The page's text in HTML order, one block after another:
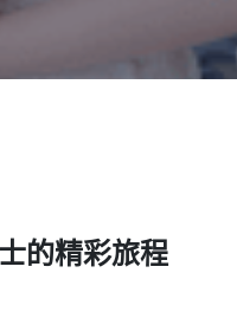
的精彩旅程